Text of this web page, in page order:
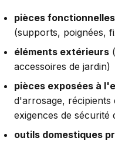
pièces
(supports, poignées,
éléments extérieurs
accessoires de jardin)
pièces exposées à
d'arrosage, récipients
exigences de sécurité
outils domestiques